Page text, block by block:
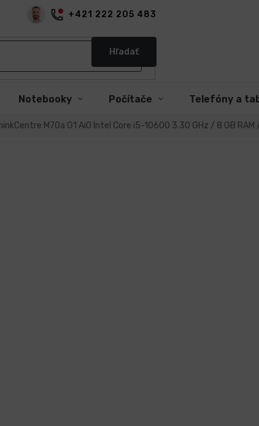
+421 222 205 483
Hľadať
Notebooky Počítače Telefóny a
M70a G1 AiO Intel Core i5-10600 3.30 GHz / 8 GB RAM